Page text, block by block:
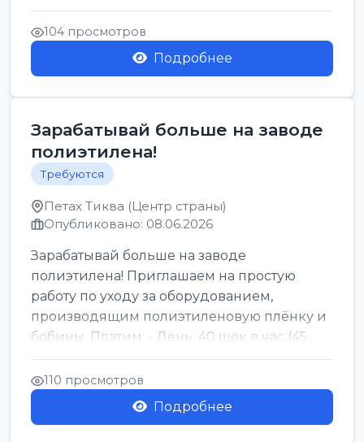
оплатой<br />
Свежие вакансии в Нетании дл...
104 просмотров
Подробнее
Зарабатывай больше на заводе
полиэтилена!
Требуются
Петах Тиква (Центр страны)
Опубликовано: 08.06.2026
Зарабатывай больше на заводе
полиэтилена! Приглашаем на простую
работу по уходу за оборудованием,
производящим полиэтиленовую плёнку и
бобины. Платим: - День: 40 шек в час (45
для синих бумаг и виз) -...
110 просмотров
Подробнее